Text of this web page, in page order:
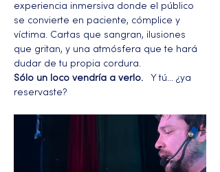
experiencia inmersiva donde el público
se convierte en paciente, cómplice y
víctima. Cartas que sangran, ilusiones
que gritan, y una atmósfera que te hará
dudar de tu propia cordura.
Sólo un loco vendría a verlo. Y tú… ¿ya
reservaste?